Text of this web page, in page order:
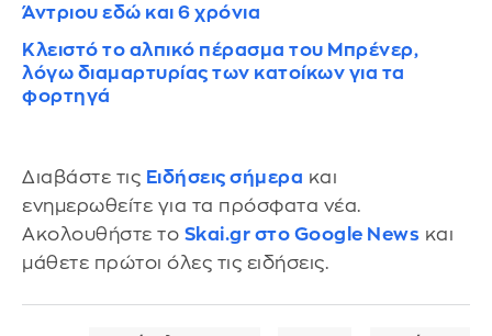
Άντριου εδώ και 6 χρόνια
Κλειστό το αλπικό πέρασμα του Μπρένερ,
λόγω διαμαρτυρίας των κατοίκων για τα
φορτηγά
Διαβάστε τις Ειδήσεις σήμερα και
ενημερωθείτε για τα πρόσφατα νέα.
Ακολουθήστε το Skai.gr στο Google News και
μάθετε πρώτοι όλες τις ειδήσεις.